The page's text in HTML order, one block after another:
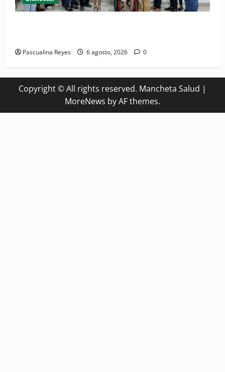
Pascualina Reyes 6 agosto, 2026 0
Copyright © All rights reserved. Mancheta Salud |
MoreNews by AF themes.